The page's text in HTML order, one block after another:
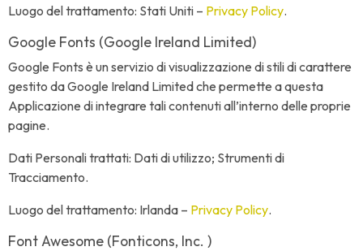
Luogo del trattamento: Stati Uniti – Privacy Policy.
Google Fonts (Google Ireland Limited)
Google Fonts è un servizio di visualizzazione di stili di carattere
gestito da Google Ireland Limited che permette a questa
Applicazione di integrare tali contenuti all’interno delle proprie
pagine.
Dati Personali trattati: Dati di utilizzo; Strumenti di
Tracciamento.
Luogo del trattamento: Irlanda – Privacy Policy.
Font Awesome (Fonticons, Inc. )